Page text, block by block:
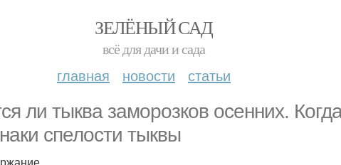
ЗЕЛЁНЫЙ САД
всё для дачи и сада
главная новости статьи
ли тыква заморозков осенних.
спелости тыквы